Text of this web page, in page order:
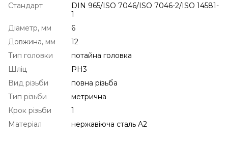
Стандарт
DIN 965/ISO 7046/ISO 7046-2/ISO 14581-
1
Діаметр, мм
6
Довжина, мм
12
Тип головки
потайна головка
Шліц
PH3
Вид різьби
повна різьба
Тип різьби
метрична
Крок різьби
1
Матеріал
нержавіюча сталь A2